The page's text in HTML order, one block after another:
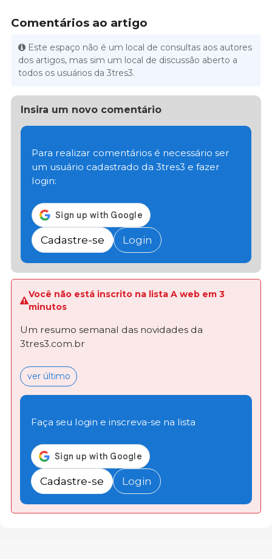
Comentários ao artigo
Este espaço não é um local de consultas aos autores
dos artigos, mas sim um local de discussão aberto a
todos os usuários da 3tres3.
Insira um novo comentário
Para realizar comentários é necessário ser
um usuário cadastrado da 3tres3 e fazer
login:
Cadastre-se Login
Você não está inscrito na lista A web em 3
minutos
Um resumo semanal das novidades da
3tres3.com.br
ver último
Faça seu login e inscreva-se na lista
Cadastre-se Login